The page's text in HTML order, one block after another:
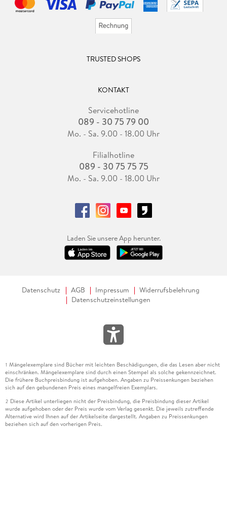
TRUSTED SHOPS
KONTAKT
Servicehotline
089 - 30 75 79 00
Mo. - Sa. 9.00 - 18.00 Uhr
Filialhotline
089 - 30 75 75 75
Mo. - Sa. 9.00 - 18.00 Uhr
Laden Sie unsere App herunter.
Datenschutz AGB Impressum
Widerrufsbelehrung
Datenschutzeinstellungen
1 Mängelexemplare sind Bücher mit leichten Beschädigungen, die das Lesen aber nicht
einschränken. Mängelexemplare sind durch einen Stempel als solche gekennzeichnet.
Die frühere Buchpreisbindung ist aufgehoben. Angaben zu Preissenkungen beziehen
sich auf den gebundenen Preis eines mangelfreien Exemplars.
2 Diese Artikel unterliegen nicht der Preisbindung, die Preisbindung dieser Artikel
wurde aufgehoben oder der Preis wurde vom Verlag gesenkt. Die jeweils zutreffende
Alternative wird Ihnen auf der Artikelseite dargestellt. Angaben zu Preissenkungen
beziehen sich auf den vorherigen Preis.